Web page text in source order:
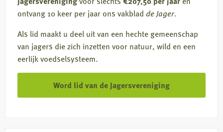
ontvang 10 keer per jaar ons vakblad de Jager.
Als lid maakt u deel uit van een hechte gemeenschap
van jagers die zich inzetten voor natuur, wild en een
eerlijk voedselsysteem.
Word lid van de Jagersvereniging